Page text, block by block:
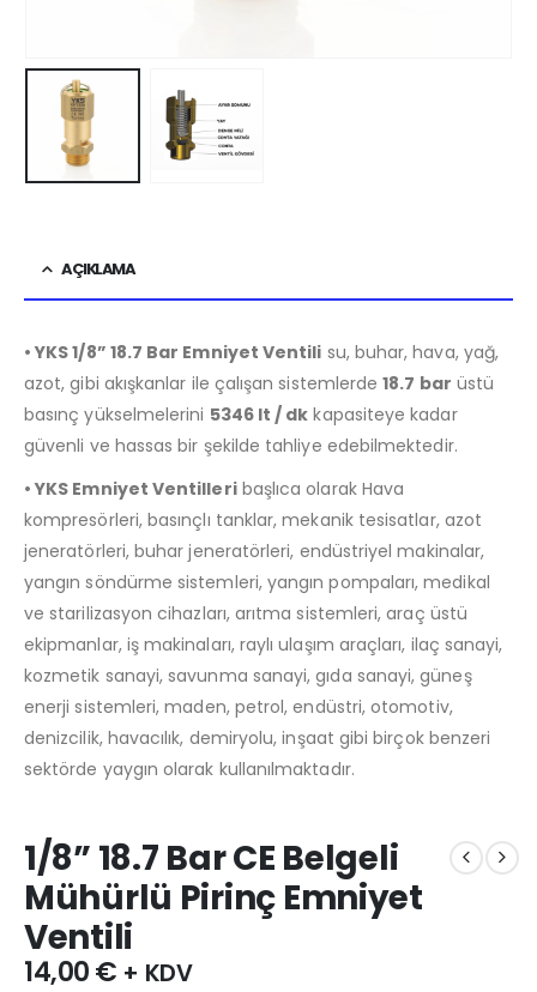
AÇIKLAMA
• YKS 1/8” 18.7 Bar Emniyet Ventili su, buhar, hava, yağ,
azot, gibi akışkanlar ile çalışan sistemlerde18.7 bar üstü
basınç yükselmelerini 5346 lt / dk kapasiteye kadar
güvenli ve hassas bir şekilde tahliye edebilmektedir.
• YKS Emniyet Ventilleribaşlıca olarak Hava
kompresörleri, basınçlı tanklar, mekanik tesisatlar, azot
jeneratörleri, buhar jeneratörleri, endüstriyel makinalar,
yangın söndürme sistemleri, yangın pompaları, medikal
ve starilizasyon cihazları, arıtma sistemleri, araç üstü
ekipmanlar, iş makinaları, raylı ulaşım araçları, ilaç sanayi,
kozmetik sanayi, savunma sanayi, gıda sanayi, güneş
enerji sistemleri, maden, petrol, endüstri, otomotiv,
denizcilik, havacılık, demiryolu, inşaat gibi birçok benzeri
sektörde yaygın olarak kullanılmaktadır.
1/8” 18.7 Bar CE Belgeli
Mühürlü Pirinç Emniyet
Ventili
14,00€ + KDV